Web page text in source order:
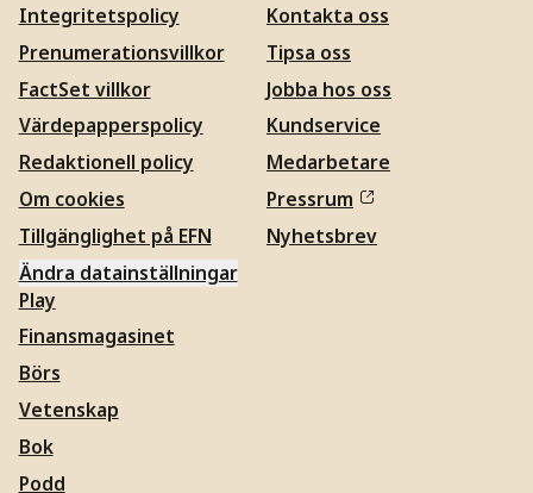
Integritetspolicy
Prenumerationsvillkor
FactSet villkor
Värdepapperspolicy
Redaktionell policy
Om cookies
Tillgänglighet på EFN
Ändra datainställningar
Kontakta oss
Tipsa oss
Jobba hos oss
Kundservice
Medarbetare
Pressrum
Nyhetsbrev
Play
Finansmagasinet
Börs
Vetenskap
Bok
Podd